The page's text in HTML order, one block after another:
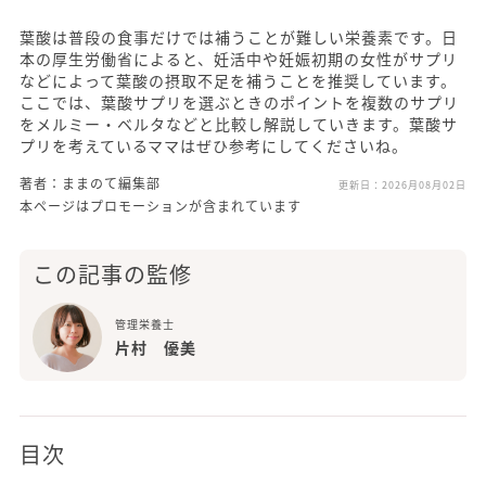
葉酸は普段の食事だけでは補うことが難しい栄養素です。日
本の厚生労働省によると、妊活中や妊娠初期の女性がサプリ
などによって葉酸の摂取不足を補うことを推奨しています。
ここでは、葉酸サプリを選ぶときのポイントを複数のサプリ
をメルミー・ベルタなどと比較し解説していきます。葉酸サ
プリを考えているママはぜひ参考にしてくださいね。
著者：ままのて編集部 更新日： 2026月08月02日
本ページはプロモーションが含まれています
この記事の監修
管理栄養士
片村 優美
目次